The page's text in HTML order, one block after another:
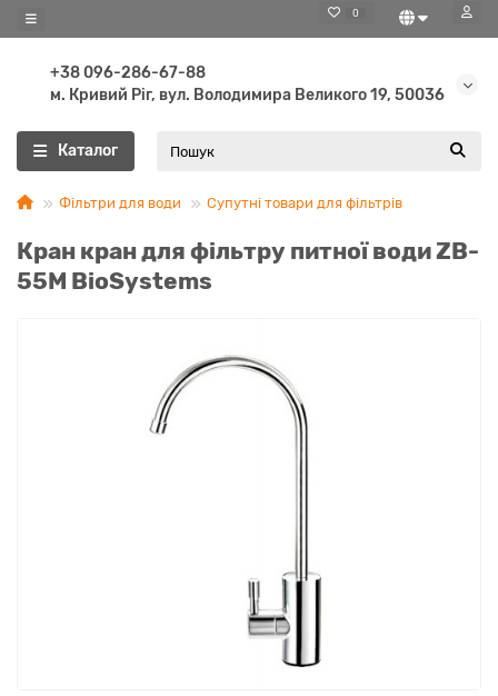
0
+38 096-286-67-88
м. Кривий Ріг, вул. Володимира Великого 19, 50036
Каталог
Фільтри для води Супутні товари для фільтрів
Кран кран для фільтру питної води ZB-
55M BioSystems